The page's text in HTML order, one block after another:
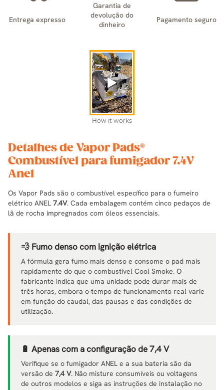
Entrega expresso
Garantia de
devolução do
dinheiro
Pagamento seguro
Detalhes de Vapor Pads®
Combustível para fumigador 7.4V
Anel
Os Vapor Pads são o combustível específico para o fumeiro
elétrico ANEL 7.4V. Cada embalagem contém cinco pedaços de
lã de rocha impregnados com óleos essenciais.
💨 Fumo denso com ignição elétrica
A fórmula gera fumo mais denso e consome o pad mais
rapidamente do que o combustível Cool Smoke. O
fabricante indica que uma unidade pode durar mais de
três horas, embora o tempo de funcionamento real varie
em função do caudal, das pausas e das condições de
utilização.
🔋 Apenas com a configuração de 7,4 V
Verifique se o fumigador ANEL e a sua bateria são da
versão de 7,4 V. Não misture consumíveis ou voltagens
de outros modelos e siga as instruções de instalação no